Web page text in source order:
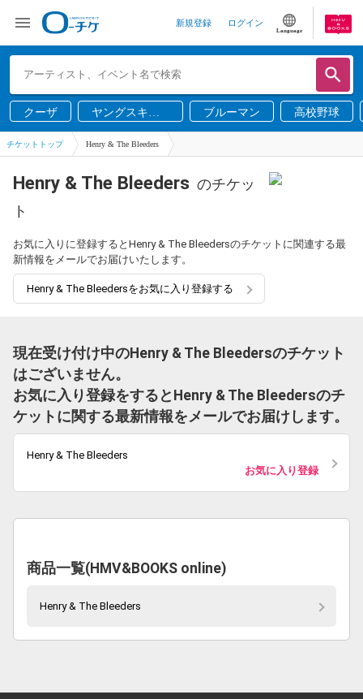
新規登録 ログイン
Language
クーザ
ヤングスキニ
ー
ブルーマン 高校野球
チケットトップ Henry & The Bleeders
Henry & The Bleeders のチケッ
ト
お気に入りに登録するとHenry & The Bleedersのチケットに関連する最
新情報をメールでお届けいたします。
Henry & The Bleedersをお気に入り登録する
現在受け付け中のHenry & The Bleedersのチケット
はございません。
お気に入り登録をするとHenry & The Bleedersのチ
ケットに関する最新情報をメールでお届けします。
Henry & The Bleeders
お気に入り登録
商品一覧(HMV&BOOKS online)
Henry & The Bleeders